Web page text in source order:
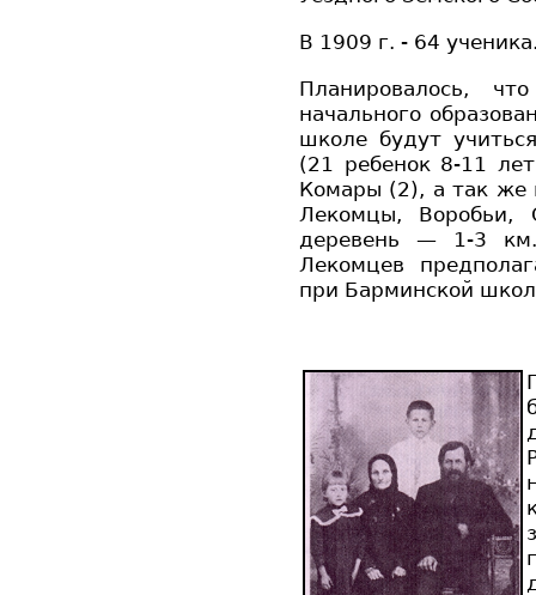
В 1909 г. - 64
Планировалось,
начального
школе будут
(21 ребенок 8-11
Комары (2), а так же
Лекомцы, Воробьи,
деревень — 1-3
Лекомцев
при Барминской